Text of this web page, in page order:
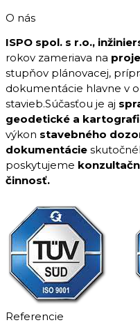
O nás
ISPO spol. s r.o.,
rokov zameriava na
stupňov plánovacej,
dokumentácie hlavne v
stavieb.Súčasťou je aj
geodetické a
výkon stavebného
dokumentácie
poskytujeme
činnosť.
Referencie